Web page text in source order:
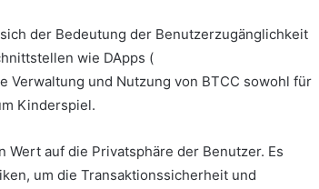
der Bedeutung der Benutzerzugänglichkeit
wie DApps (
Verwaltung und Nutzung von BTCC sowohl für
Kinderspiel.
auf die Privatsphäre der Benutzer. Es
um die Transaktionssicherheit und